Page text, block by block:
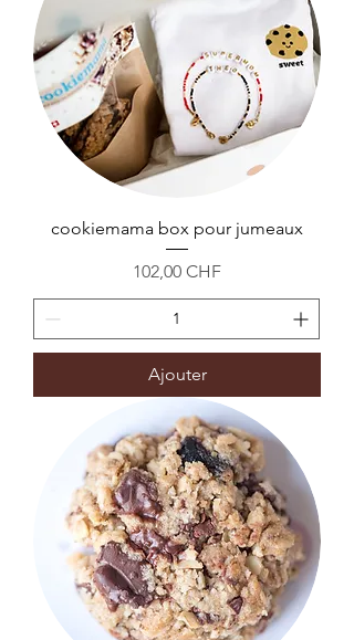
cookiemama box pour jumeaux
Prix
102,00 CHF
Ajouter